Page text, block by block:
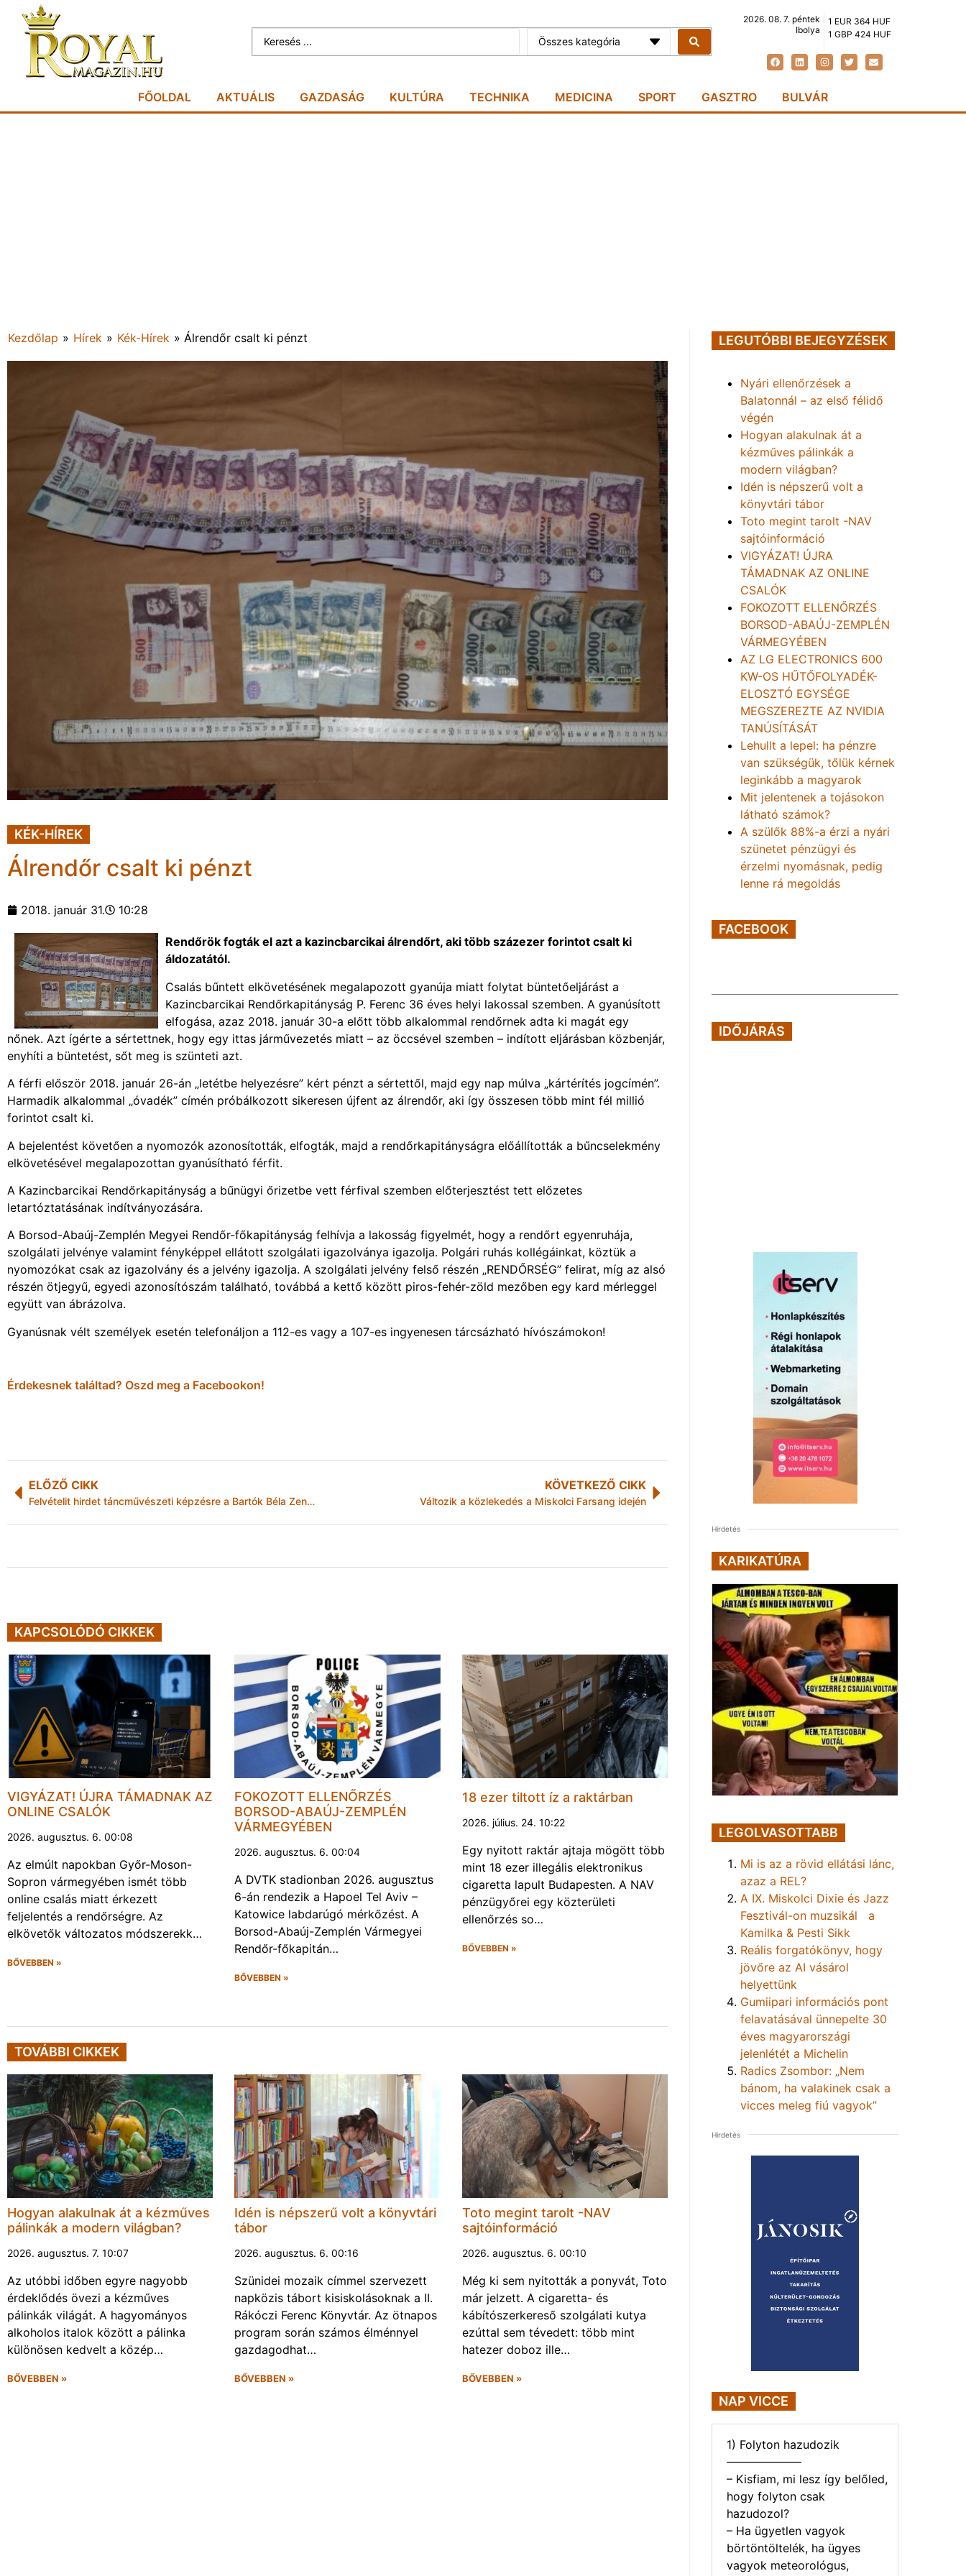
Összes kategória
2026. 08. 7. péntek
Ibolya
1 EUR 364 HUF
1 GBP 424 HUF
FŐOLDAL AKTUÁLIS GAZDASÁG KULTÚRA TECHNIKA MEDICINA SPORT GASZTRO BULVÁR
Kezdőlap » Hírek » Kék-Hírek » Álrendőr csalt ki pénzt
KÉK-HÍREK
Álrendőr csalt ki pénzt
2018. január 31. 10:28
Rendőrök fogták el azt a kazincbarcikai álrendőrt, aki több százezer forintot csalt ki
áldozatától.
Csalás bűntett elkövetésének megalapozott gyanúja miatt folytat büntetőeljárást a
Kazincbarcikai Rendőrkapitányság P. Ferenc 36 éves helyi lakossal szemben. A gyanúsított
elfogása, azaz 2018. január 30-a előtt több alkalommal rendőrnek adta ki magát egy
nőnek. Azt ígérte a sértettnek, hogy egy ittas járművezetés miatt – az öccsével szemben – indított eljárásban közbenjár,
enyhíti a büntetést, sőt meg is szünteti azt.
A férfi először 2018. január 26-án „letétbe helyezésre” kért pénzt a sértettől, majd egy nap múlva „kártérítés jogcímén”.
Harmadik alkalommal „óvadék” címén próbálkozott sikeresen újfent az álrendőr, aki így összesen több mint fél millió
forintot csalt ki.
A bejelentést követően a nyomozók azonosították, elfogták, majd a rendőrkapitányságra előállították a bűncselekmény
elkövetésével megalapozottan gyanúsítható férfit.
A Kazincbarcikai Rendőrkapitányság a bűnügyi őrizetbe vett férfival szemben előterjesztést tett előzetes
letartóztatásának indítványozására.
A Borsod-Abaúj-Zemplén Megyei Rendőr-főkapitányság felhívja a lakosság figyelmét, hogy a rendőrt egyenruhája,
szolgálati jelvénye valamint fényképpel ellátott szolgálati igazolványa igazolja. Polgári ruhás kollégáinkat, köztük a
nyomozókat csak az igazolvány és a jelvény igazolja. A szolgálati jelvény felső részén „RENDŐRSÉG” felirat, míg az alsó
részén ötjegyű, egyedi azonosítószám található, továbbá a kettő között piros-fehér-zöld mezőben egy kard mérleggel
együtt van ábrázolva.
Gyanúsnak vélt személyek esetén telefonáljon a 112-es vagy a 107-es ingyenesen tárcsázható hívószámokon!
Érdekesnek találtad? Oszd meg a Facebookon!
ELŐZŐ CIKK
Felvételit hirdet táncművészeti képzésre a Bartók Béla Zene- és Táncművészeti Szakgimnázium
KÖVETKEZŐ CIKK
Változik a közlekedés a Miskolci Farsang idején
KAPCSOLÓDÓ CIKKEK
VIGYÁZAT! ÚJRA TÁMADNAK AZ
ONLINE CSALÓK
2026. augusztus. 6. 00:08
Az elmúlt napokban Győr-Moson-
Sopron vármegyében ismét több
online csalás miatt érkezett
feljelentés a rendőrségre. Az
elkövetők változatos módszerekk…
BŐVEBBEN »
FOKOZOTT ELLENŐRZÉS
BORSOD-ABAÚJ-ZEMPLÉN
VÁRMEGYÉBEN
2026. augusztus. 6. 00:04
A DVTK stadionban 2026. augusztus
6-án rendezik a Hapoel Tel Aviv –
Katowice labdarúgó mérkőzést. A
Borsod-Abaúj-Zemplén Vármegyei
Rendőr-főkapitán…
BŐVEBBEN »
18 ezer tiltott íz a raktárban
2026. július. 24. 10:22
Egy nyitott raktár ajtaja mögött több
mint 18 ezer illegális elektronikus
cigaretta lapult Budapesten. A NAV
pénzügyőrei egy közterületi
ellenőrzés so…
BŐVEBBEN »
TOVÁBBI CIKKEK
Hogyan alakulnak át a kézműves
pálinkák a modern világban?
2026. augusztus. 7. 10:07
Az utóbbi időben egyre nagyobb
érdeklődés övezi a kézműves
pálinkák világát. A hagyományos
alkoholos italok között a pálinka
különösen kedvelt a közép…
BŐVEBBEN »
Idén is népszerű volt a könyvtári
tábor
2026. augusztus. 6. 00:16
Szünidei mozaik címmel szervezett
napközis tábort kisiskolásoknak a II.
Rákóczi Ferenc Könyvtár. Az ötnapos
program során számos élménnyel
gazdagodhat…
BŐVEBBEN »
Toto megint tarolt -NAV
sajtóinformáció
2026. augusztus. 6. 00:10
Még ki sem nyitották a ponyvát, Toto
már jelzett. A cigaretta- és
kábítószerkereső szolgálati kutya
ezúttal sem tévedett: több mint
hatezer doboz ille…
BŐVEBBEN »
LEGUTÓBBI BEJEGYZÉSEK
Nyári ellenőrzések a
Balatonnál – az első félidő
végén
Hogyan alakulnak át a
kézműves pálinkák a
modern világban?
Idén is népszerű volt a
könyvtári tábor
Toto megint tarolt -NAV
sajtóinformáció
VIGYÁZAT! ÚJRA
TÁMADNAK AZ ONLINE
CSALÓK
FOKOZOTT ELLENŐRZÉS
BORSOD-ABAÚJ-ZEMPLÉN
VÁRMEGYÉBEN
AZ LG ELECTRONICS 600
KW-OS HŰTŐFOLYADÉK-
ELOSZTÓ EGYSÉGE
MEGSZEREZTE AZ NVIDIA
TANÚSÍTÁSÁT
Lehullt a lepel: ha pénzre
van szükségük, tőlük kérnek
leginkább a magyarok
Mit jelentenek a tojásokon
látható számok?
A szülők 88%-a érzi a nyári
szünetet pénzügyi és
érzelmi nyomásnak, pedig
lenne rá megoldás
FACEBOOK
IDŐJÁRÁS
Hirdetés
KARIKATÚRA
LEGOLVASOTTABB
Mi is az a rövid ellátási lánc,
azaz a REL?
A IX. Miskolci Dixie és Jazz
Fesztivál-on muzsikál a
Kamilka & Pesti Sikk
Reális forgatókönyv, hogy
jövőre az AI vásárol
helyettünk
Gumiipari információs pont
felavatásával ünnepelte 30
éves magyarországi
jelenlétét a Michelin
Radics Zsombor: „Nem
bánom, ha valakinek csak a
vicces meleg fiú vagyok”
Hirdetés
NAP VICCE
1) Folyton hazudozik
——————–
– Kisfiam, mi lesz így belőled,
hogy folyton csak
hazudozol?
– Ha ügyetlen vagyok
börtöntöltelék, ha ügyes
vagyok meteorológus,